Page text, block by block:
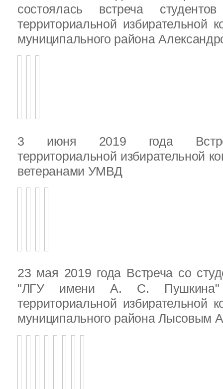
состоялась встреча
территориальной избирательной
муниципального района
3 июня 2019 года
территориальной избирательной
ветеранами УМВД
23 мая 2019 года Встреча со
"ЛГУ имени А. С. Пушкина"
территориальной избирательной
муниципального района Лысовым